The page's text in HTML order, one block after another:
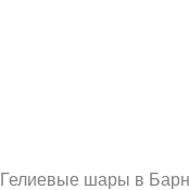
Гелиевые шары в